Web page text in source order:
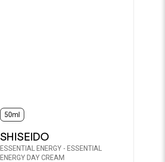
50ml
SHISEIDO
ESSENTIAL ENERGY - ESSENTIAL
ENERGY DAY CREAM